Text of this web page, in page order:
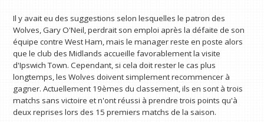
Il y avait eu des suggestions selon lesquelles le patron des
Wolves, Gary O'Neil, perdrait son emploi après la défaite de son
équipe contre West Ham, mais le manager reste en poste alors
que le club des Midlands accueille favorablement la visite
d'Ipswich Town. Cependant, si cela doit rester le cas plus
longtemps, les Wolves doivent simplement recommencer à
gagner. Actuellement 19èmes du classement, ils en sont à trois
matchs sans victoire et n'ont réussi à prendre trois points qu'à
deux reprises lors des 15 premiers matchs de la saison.